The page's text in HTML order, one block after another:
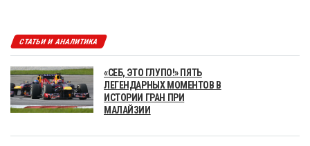
СТАТЬИ И АНАЛИТИКА
«СЕБ, ЭТО ГЛУПО!» ПЯТЬ
ЛЕГЕНДАРНЫХ МОМЕНТОВ В
ИСТОРИИ ГРАН ПРИ
МАЛАЙЗИИ